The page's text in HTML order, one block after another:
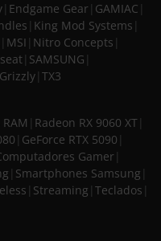
Endgame Gear GAMIAC
King Mod Systems
MSI Nitro Concepts
SAMSUNG
TX3
Radeon RX 9060 XT
GeForce RTX 5090
Gamer
Smartphones Samsung
Streaming Teclados